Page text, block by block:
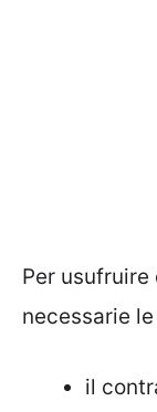
Per usufruire
necessarie
il